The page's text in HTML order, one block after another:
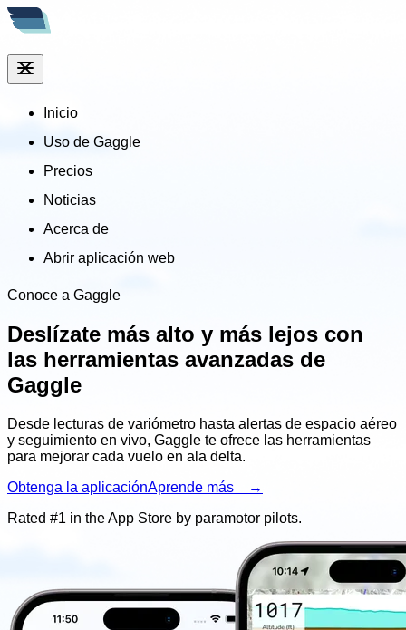
Inicio
Uso de Gaggle
Precios
Noticias
Acerca de
Abrir aplicación web
Conoce a Gaggle
Deslízate más alto y más lejos con
las herramientas avanzadas de
Gaggle
Desde lecturas de variómetro hasta alertas de espacio aéreo
y seguimiento en vivo, Gaggle te ofrece las herramientas
para mejorar cada vuelo en ala delta.
Obtenga la aplicaciónAprende más →
Rated #1 in the App Store by paramotor pilots.